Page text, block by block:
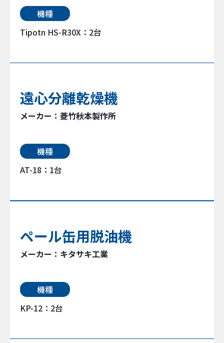
機種
Tipotn HS-R30X：2台
遠心分離乾燥機
メーカー：菱竹秋本製作所
機種
AT-18：1台
ペール缶用脱油機
メーカー：キタサキ工業
機種
KP-12：2台